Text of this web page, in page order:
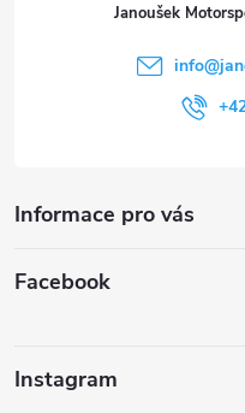
Janoušek
info@
Informace pro vás
Facebook
Instagram